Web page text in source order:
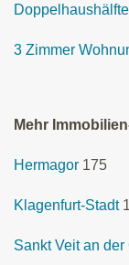
3 Zimmer
Mehr
Hermagor 175
Klagenfurt-Stadt
Sankt Veit an der